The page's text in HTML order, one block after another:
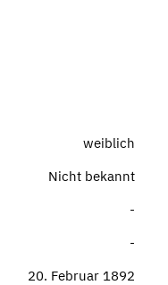
weiblich
Nicht bekannt
-
-
20. Februar 1892